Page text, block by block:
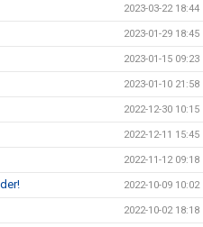
2023-03-22 18:44
2023-01-29 18:45
2023-01-15 09:23
2023-01-10 21:58
2022-12-30 10:15
2022-12-11 15:45
2022-11-12 09:18
2022-10-09 10:02
2022-10-02 18:18